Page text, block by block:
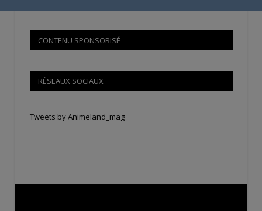
CONTENU SPONSORISÉ
RÉSEAUX SOCIAUX
Tweets by Animeland_mag